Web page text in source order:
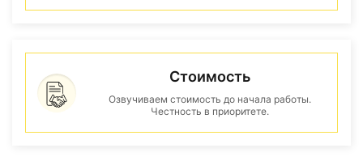
Стоимость
Озвучиваем стоимость до начала работы.
Честность в приоритете.